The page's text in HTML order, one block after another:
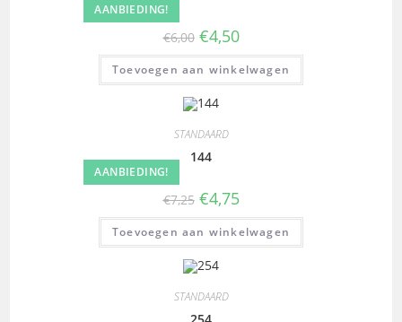
AANBIEDING!
€6,00 €4,50
Toevoegen aan winkelwagen
AANBIEDING!
STANDAARD
144
€7,25 €4,75
Toevoegen aan winkelwagen
STANDAARD